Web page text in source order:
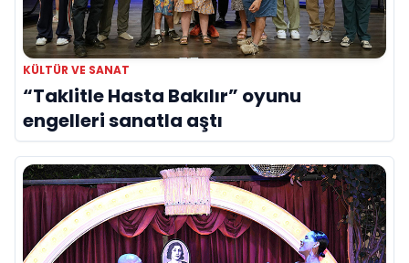
KÜLTÜR VE SANAT
“Taklitle Hasta Bakılır” oyunu
engelleri sanatla aştı